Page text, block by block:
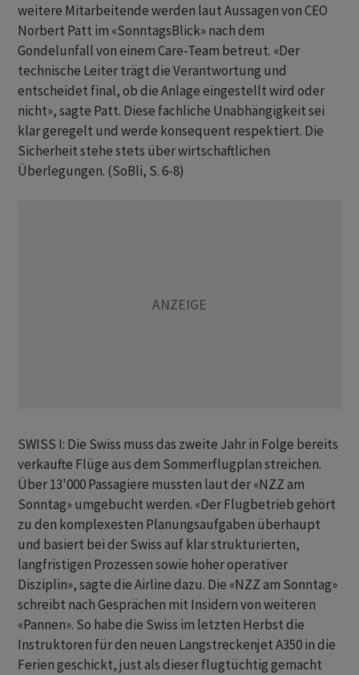
weitere Mitarbeitende werden laut Aussagen von CEO
Norbert Patt im «SonntagsBlick» nach dem
Gondelunfall von einem Care-Team betreut. «Der
technische Leiter trägt die Verantwortung und
entscheidet final, ob die Anlage eingestellt wird oder
nicht», sagte Patt. Diese fachliche Unabhängigkeit sei
klar geregelt und werde konsequent respektiert. Die
Sicherheit stehe stets über wirtschaftlichen
Überlegungen. (SoBli, S. 6-8)
SWISS I: Die Swiss muss das zweite Jahr in Folge bereits
verkaufte Flüge aus dem Sommerflugplan streichen.
Über 13'000 Passagiere mussten laut der «NZZ am
Sonntag» umgebucht werden. «Der Flugbetrieb gehört
zu den komplexesten Planungsaufgaben überhaupt
und basiert bei der Swiss auf klar strukturierten,
langfristigen Prozessen sowie hoher operativer
Disziplin», sagte die Airline dazu. Die «NZZ am Sonntag»
schreibt nach Gesprächen mit Insidern von weiteren
«Pannen». So habe die Swiss im letzten Herbst die
Instruktoren für den neuen Langstreckenjet A350 in die
Ferien geschickt, just als dieser flugtüchtig gemacht